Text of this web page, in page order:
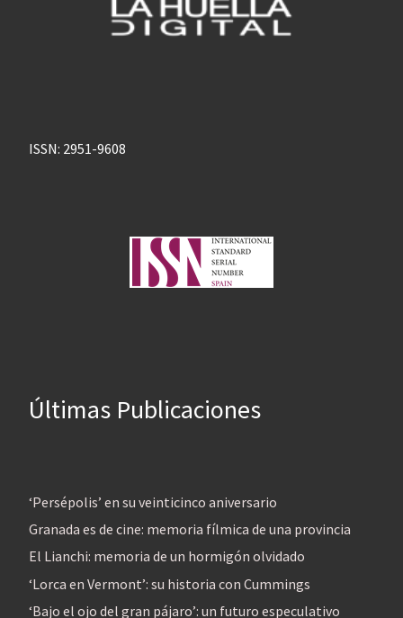
ISSN: 2951-9608
Últimas Publicaciones
‘Persépolis’ en su veinticinco aniversario
Granada es de cine: memoria fílmica de una provincia
El Lianchi: memoria de un hormigón olvidado
‘Lorca en Vermont’: su historia con Cummings
‘Bajo el ojo del gran pájaro’: un futuro especulativo